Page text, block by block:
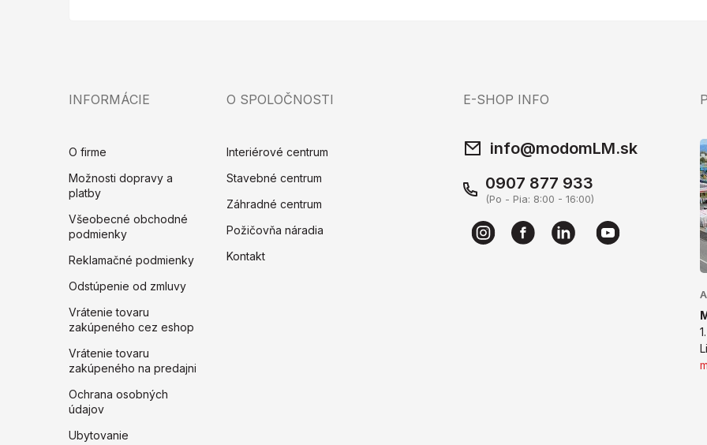
INFORMÁCIE
O firme
Možnosti dopravy a
platby
Všeobecné obchodné
podmienky
Reklamačné podmienky
Odstúpenie od zmluvy
Vrátenie tovaru
zakúpeného cez eshop
Vrátenie tovaru
zakúpeného na predajni
Ochrana osobných
údajov
Ubytovanie
O SPOLOČNOSTI
Interiérové centrum
Stavebné centrum
Záhradné centrum
Požičovňa náradia
Kontakt
E-SHOP INFO
info@modomLM.sk
0907 877 933
(Po - Pia: 8:00 - 16:00)